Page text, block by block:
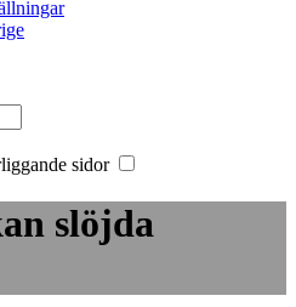
sidor
slöjda